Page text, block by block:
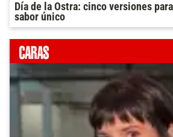
Día de la Ostra: cinco versiones
sabor único